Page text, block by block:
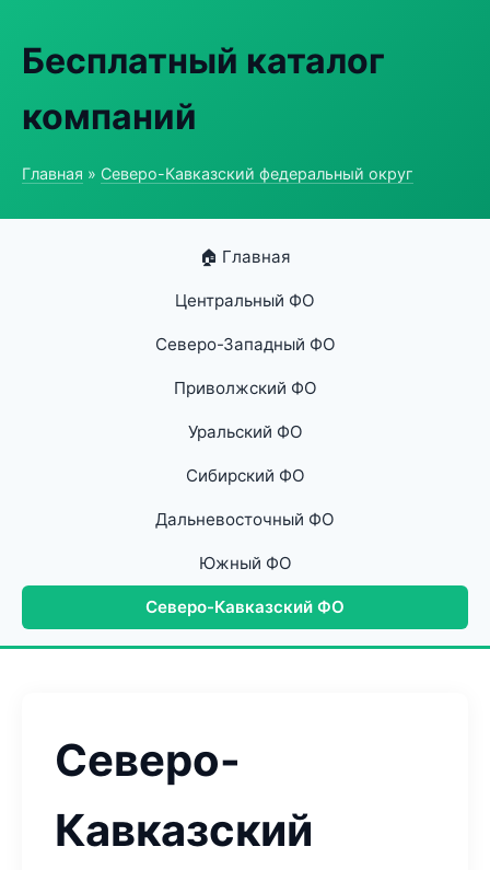
Бесплатный каталог
компаний
Главная » Северо-Кавказский федеральный округ
🏠 Главная
Центральный ФО
Северо-Западный ФО
Приволжский ФО
Уральский ФО
Сибирский ФО
Дальневосточный ФО
Южный ФО
Северо-Кавказский ФО
Северо-
Кавказский